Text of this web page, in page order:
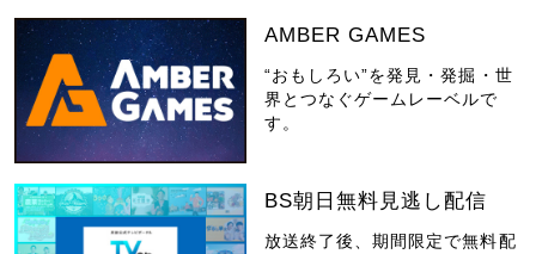
AMBER GAMES
“おもしろい”を発見・発掘・世
界とつなぐゲームレーベルで
す。
BS朝日無料見逃し配信
放送終了後、期間限定で無料配